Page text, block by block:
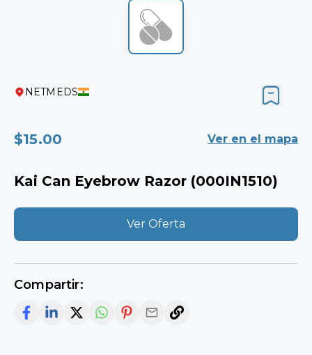
NETMEDS
$15.00 Ver en el mapa
Kai Can Eyebrow Razor (000IN1510)
Ver Oferta
Compartir: